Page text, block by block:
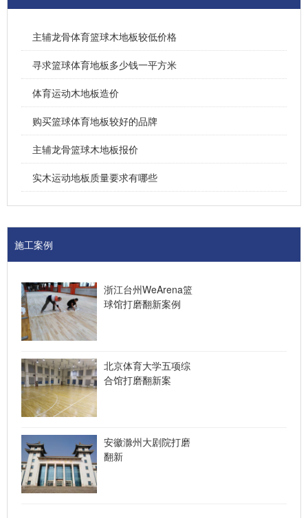
主辅龙骨体育篮球木地板较低价格
寻求篮球体育地板多少钱一平方米
体育运动木地板造价
购买篮球体育地板较好的品牌
主辅龙骨篮球木地板报价
实木运动地板质量要求有哪些
施工案例
浙江台州WeArena篮
球馆打磨翻新案例
北京体育大学五项综
合馆打磨翻新案
安徽滁州大剧院打磨
翻新